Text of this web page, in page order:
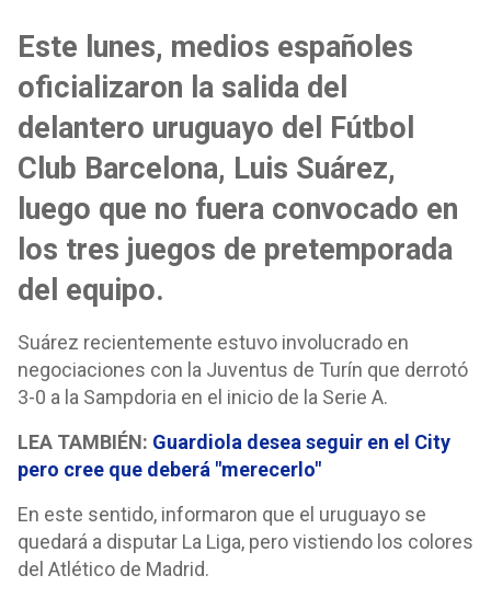
Este lunes, medios españoles
oficializaron la salida del
delantero uruguayo del Fútbol
Club Barcelona, Luis Suárez,
luego que no fuera convocado en
los tres juegos de pretemporada
del equipo.
Suárez recientemente estuvo involucrado en
negociaciones con la Juventus de Turín que derrotó
3-0 a la Sampdoria en el inicio de la Serie A.
LEA TAMBIÉN: Guardiola desea seguir en el City
pero cree que deberá "merecerlo"
En este sentido, informaron que el uruguayo se
quedará a disputar La Liga, pero vistiendo los colores
del Atlético de Madrid.